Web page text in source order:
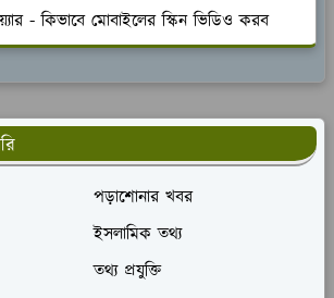
- কিভাবে মোবাইলের স্কিন ভিডিও করব
পড়াশোনার খবর
ইসলামিক তথ্য
তথ্য প্রযুক্তি